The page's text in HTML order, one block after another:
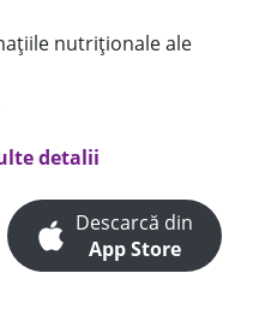
nutriționale ale
detalii
Descarcă din
App Store